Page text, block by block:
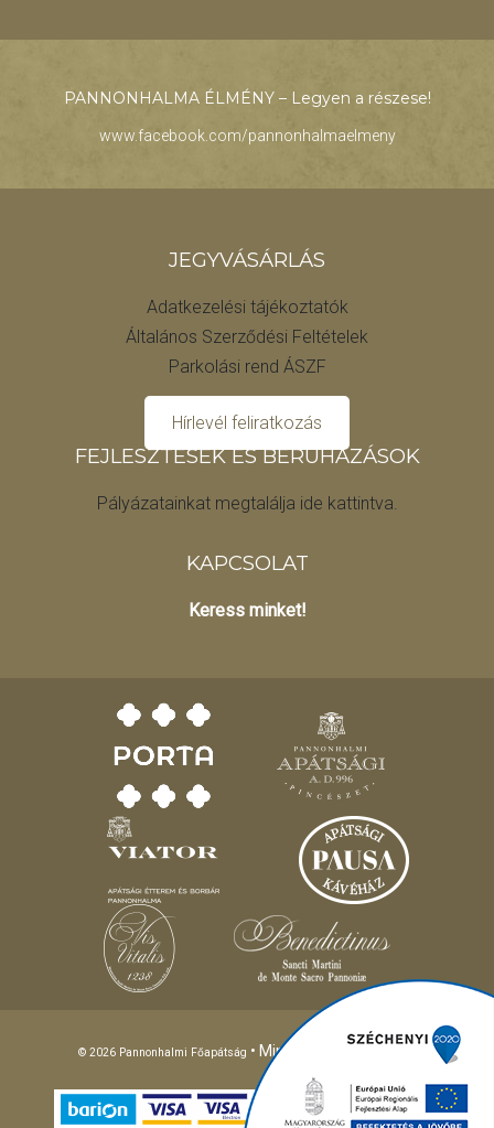
PANNONHALMA ÉLMÉNY – Legyen a részese!
www.facebook.com/pannonhalmaelmeny
JEGYVÁSÁRLÁS
Adatkezelési tájékoztatók
Általános Szerződési Feltételek
Parkolási rend ÁSZF
Hírlevél feliratkozás
FEJLESZTÉSEK ÉS BERUHÁZÁSOK
Pályázatainkat megtalálja ide kattintva.
KAPCSOLAT
Keress minket!
© 2026 Pannonhalmi Főapátság • Minden jog fenntartva!
Different